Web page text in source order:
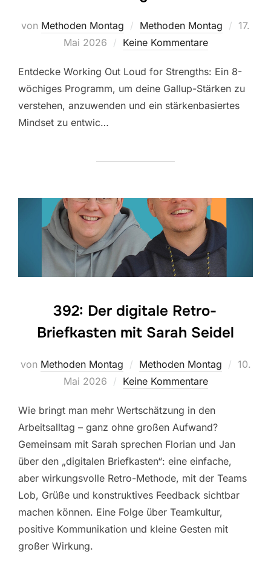
von Methoden Montag Methoden Montag
17.
Mai 2026
Keine Kommentare
Entdecke Working Out Loud for Strengths: Ein 8-
wöchiges Programm, um deine Gallup-Stärken zu
verstehen, anzuwenden und ein stärkenbasiertes
Mindset zu entwic…
392: Der digitale Retro-
Briefkasten mit Sarah Seidel
von Methoden Montag Methoden Montag
10.
Mai 2026
Keine Kommentare
Wie bringt man mehr Wertschätzung in den
Arbeitsalltag – ganz ohne großen Aufwand?
Gemeinsam mit Sarah sprechen Florian und Jan
über den „digitalen Briefkasten“: eine einfache,
aber wirkungsvolle Retro-Methode, mit der Teams
Lob, Grüße und konstruktives Feedback sichtbar
machen können. Eine Folge über Teamkultur,
positive Kommunikation und kleine Gesten mit
großer Wirkung.